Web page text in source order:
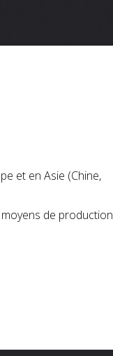
et en Asie (Chine,
de production